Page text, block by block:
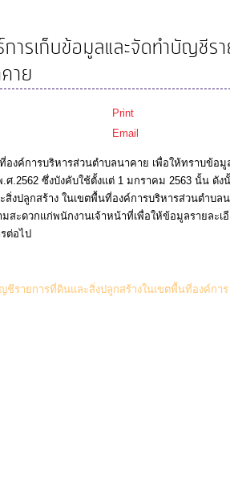
ารเก็บข้อมูลและจัดทำบัญชีร
าย
Print
Email
งค์การบริหารส่วนตำบลนาคาย เพื่อให้ทราบข้อมู
.2562 ซึ่งบังคับใช้ตั้งแต่ 1 มกราคม 2563 นั้น ดัง
งปลูกสร้าง ในเขตพื้นที่องค์การบริหารส่วนตำบล
ะดวกแก่พนักงานเจ้าหน้าที่เพื่อให้ข้อมูลรายละเอี
ต่อไป
รายการที่ดินและสิ่งปลูกสร้างในเขตพื้นที่องค์การ